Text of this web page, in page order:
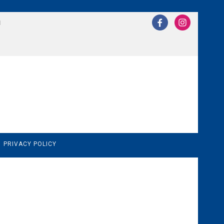
PRIVACY POLICY